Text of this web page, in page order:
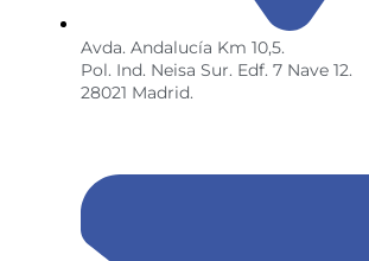
Avda. Andalucía Km 10,5.
Pol. Ind. Neisa Sur. Edf. 7 Nave 12.
28021 Madrid.